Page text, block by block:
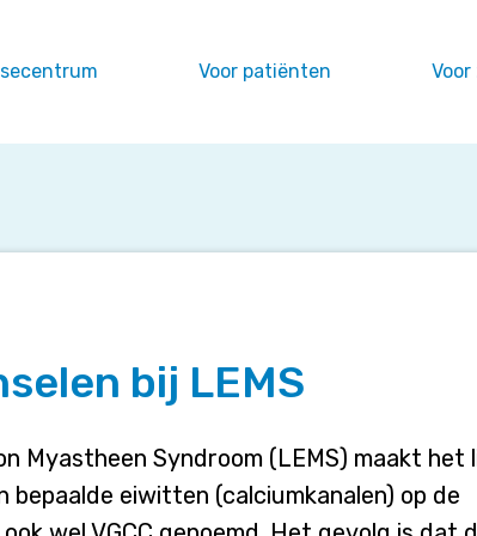
Voor patiënten
bij LEMS
Myastheen Syndroom (LEMS) maakt het
eiwitten (calciumkanalen) op de